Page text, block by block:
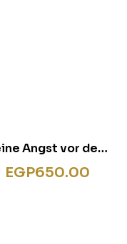
Angst vor dem
kleinen Piks!
EGP650.00